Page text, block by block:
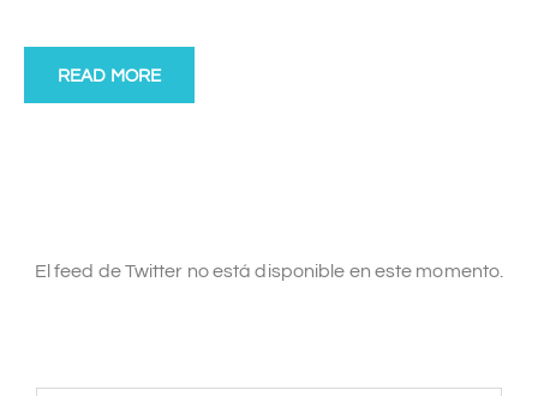
READ MORE
El feed de Twitter no está disponible en este momento.